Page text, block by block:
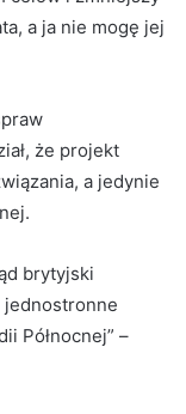
a ja nie mogę jej
że projekt
a jedynie
brytyjski
Północnej” –